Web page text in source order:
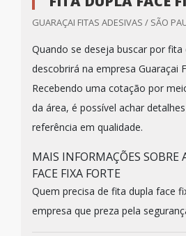
GUARAÇAI FITAS ADESIVAS / SÃO
Quando se deseja buscar por
descobrirá na empresa Guaraçai
Recebendo uma cotação por
da área, é possível achar
referência em qualidade.
MAIS INFORMAÇÕES SOBRE
FACE FIXA FORTE
Quem precisa de fita dupla face
empresa que preza pela